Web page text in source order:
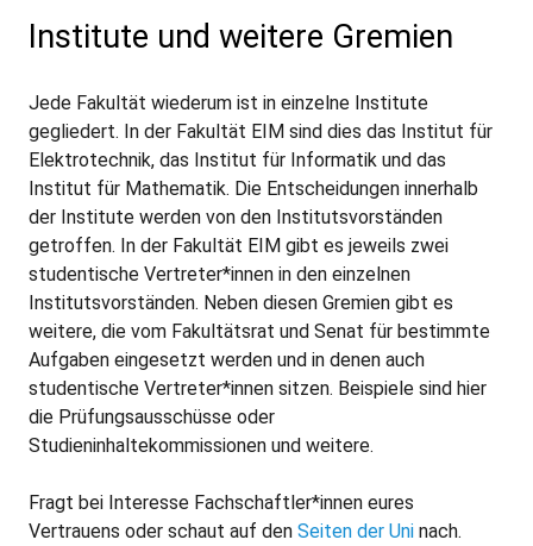
Institute und weitere Gremien
Jede Fakultät wiederum ist in einzelne Institute
gegliedert. In der Fakultät EIM sind dies das Institut für
Elektrotechnik, das Institut für Informatik und das
Institut für Mathematik. Die Entscheidungen innerhalb
der Institute werden von den Institutsvorständen
getroffen. In der Fakultät EIM gibt es jeweils zwei
studentische Vertreter*innen in den einzelnen
Institutsvorständen. Neben diesen Gremien gibt es
weitere, die vom Fakultätsrat und Senat für bestimmte
Aufgaben eingesetzt werden und in denen auch
studentische Vertreter*innen sitzen. Beispiele sind hier
die Prüfungsausschüsse oder
Studieninhaltekommissionen und weitere.
Fragt bei Interesse Fachschaftler*innen eures
Vertrauens oder schaut auf den Seiten der Uni nach.